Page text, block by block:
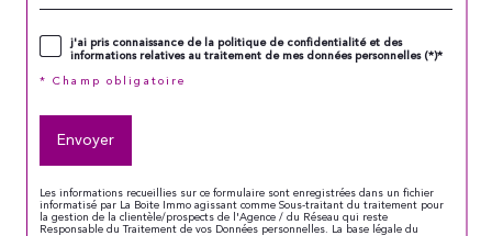
j'ai pris connaissance de la politique de confidentialité et des
informations relatives au traitement de mes données personnelles (*)*
* Champ obligatoire
Envoyer
Les informations recueillies sur ce formulaire sont enregistrées dans un fichier
informatisé par La Boite Immo agissant comme Sous-traitant du traitement pour
la gestion de la clientèle/prospects de l'Agence / du Réseau qui reste
Responsable du Traitement de vos Données personnelles. La base légale du